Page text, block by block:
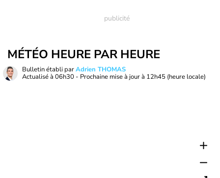
MÉTÉO HEURE PAR HEURE
Bulletin établi parAdrien THOMAS
Actualisé à 06h30 - Prochaine mise à jour à 12h45 (heure locale)